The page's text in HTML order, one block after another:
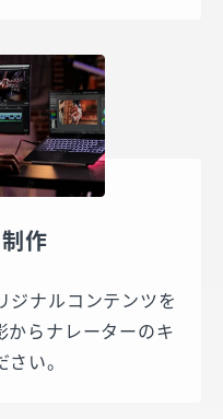
作
ジナルコンテンツを
からナレーターのキ
い。